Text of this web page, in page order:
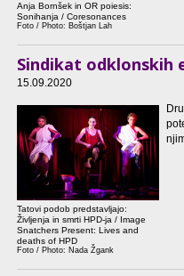
Anja Bornšek in OR poiesis:
Sonihanja / Coresonances
Foto / Photo: Boštjan Lah
Sindikat odklonskih
15.09.2020
Tatovi podob predstavljajo:
Življenja in smrti HPD-ja / Image
Snatchers Present: Lives and
deaths of HPD
Foto / Photo: Nada Žgank